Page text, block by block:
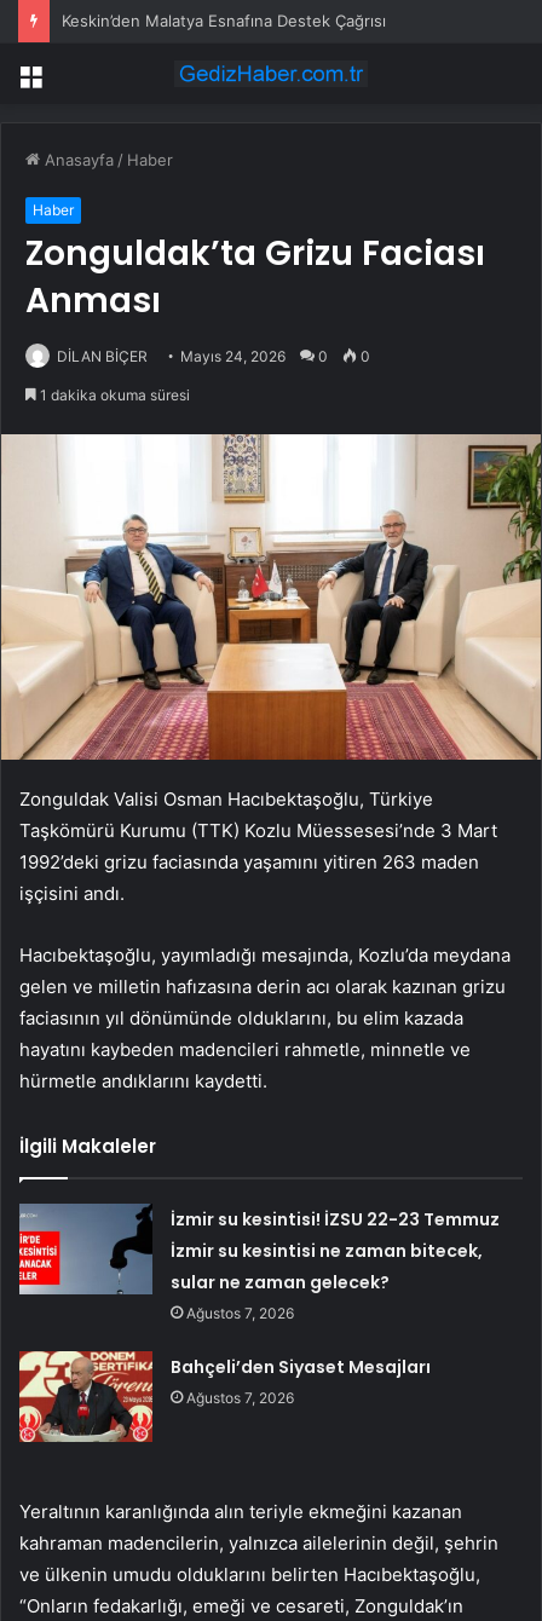
Keskin’den Malatya Esnafına Destek Çağrısı
Menü
Anasayfa / Haber
Haber
Zonguldak’ta Grizu Faciası
Anması
DİLAN BİÇER Mayıs 24, 2026 0 0
1 dakika okuma süresi
Zonguldak Valisi Osman Hacıbektaşoğlu, Türkiye
Taşkömürü Kurumu (TTK) Kozlu Müessesesi’nde 3 Mart
1992’deki grizu faciasında yaşamını yitiren 263 maden
işçisini andı.
Hacıbektaşoğlu, yayımladığı mesajında, Kozlu’da meydana
gelen ve milletin hafızasına derin acı olarak kazınan grizu
faciasının yıl dönümünde olduklarını, bu elim kazada
hayatını kaybeden madencileri rahmetle, minnetle ve
hürmetle andıklarını kaydetti.
İlgili Makaleler
İzmir su kesintisi! İZSU 22-23 Temmuz
İzmir su kesintisi ne zaman bitecek,
sular ne zaman gelecek?
Ağustos 7, 2026
Bahçeli’den Siyaset Mesajları
Ağustos 7, 2026
Yeraltının karanlığında alın teriyle ekmeğini kazanan
kahraman madencilerin, yalnızca ailelerinin değil, şehrin
ve ülkenin umudu olduklarını belirten Hacıbektaşoğlu,
“Onların fedakarlığı, emeği ve cesareti, Zonguldak’ın